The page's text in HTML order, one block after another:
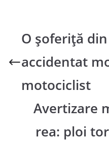
O șoferiță
accidentat
motociclist
Avertizare
rea: ploi